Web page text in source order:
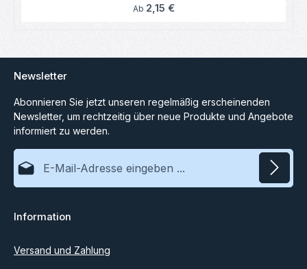
Regulärer Preis:
Ab 2,15 €
Newsletter
Abonnieren Sie jetzt unseren regelmäßig erscheinenden
Newsletter, um rechtzeitig über neue Produkte und Angebote
informiert zu werden.
E-Mail-Adresse*
Ich habe dieDatenschutzbestimmungen
einverstanden.
Information
Versand und Zahlung